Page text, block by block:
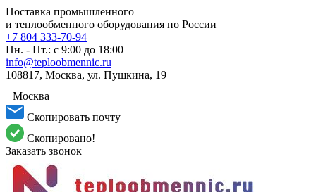
Поставка промышленного
и теплообменного оборудования по России
+7 804 333-70-94
Пн. - Пт.: с 9:00 до 18:00
info@teploobmennic.ru
108817, Москва, ул. Пушкина, 19
Москва
Скопировать почту
Скопировано!
Заказать звонок